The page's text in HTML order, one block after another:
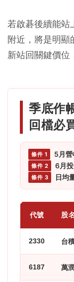
若啟碁後續能站
附近，將是明顯
新站回關鍵價位
季底作
回檔必
條件 1 5月
條件 2 6月
條件 3 日均
代號 股
2330 台
6187 萬